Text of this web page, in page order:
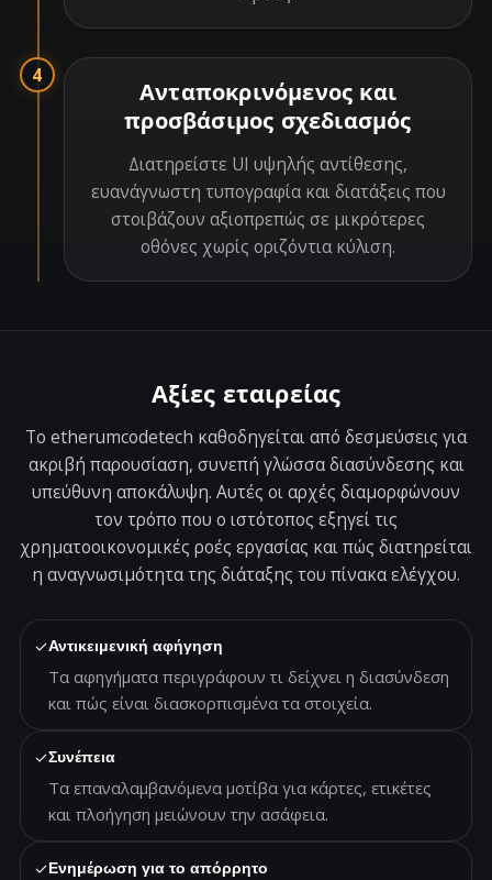
4
Ανταποκρινόμενος και
προσβάσιμος σχεδιασμός
Διατηρείστε UI υψηλής αντίθεσης,
ευανάγνωστη τυπογραφία και διατάξεις που
στοιβάζουν αξιοπρεπώς σε μικρότερες
οθόνες χωρίς οριζόντια κύλιση.
Αξίες εταιρείας
Το etherumcodetech καθοδηγείται από δεσμεύσεις για
ακριβή παρουσίαση, συνεπή γλώσσα διασύνδεσης και
υπεύθυνη αποκάλυψη. Αυτές οι αρχές διαμορφώνουν
τον τρόπο που ο ιστότοπος εξηγεί τις
χρηματοοικονομικές ροές εργασίας και πώς διατηρείται
η αναγνωσιμότητα της διάταξης του πίνακα ελέγχου.
✓Αντικειμενική αφήγηση
Τα αφηγήματα περιγράφουν τι δείχνει η διασύνδεση
και πώς είναι διασκορπισμένα τα στοιχεία.
✓Συνέπεια
Τα επαναλαμβανόμενα μοτίβα για κάρτες, ετικέτες
και πλοήγηση μειώνουν την ασάφεια.
✓Ενημέρωση για το απόρρητο